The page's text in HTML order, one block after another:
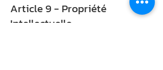
Article 9 - Propriété
Intellectuelle